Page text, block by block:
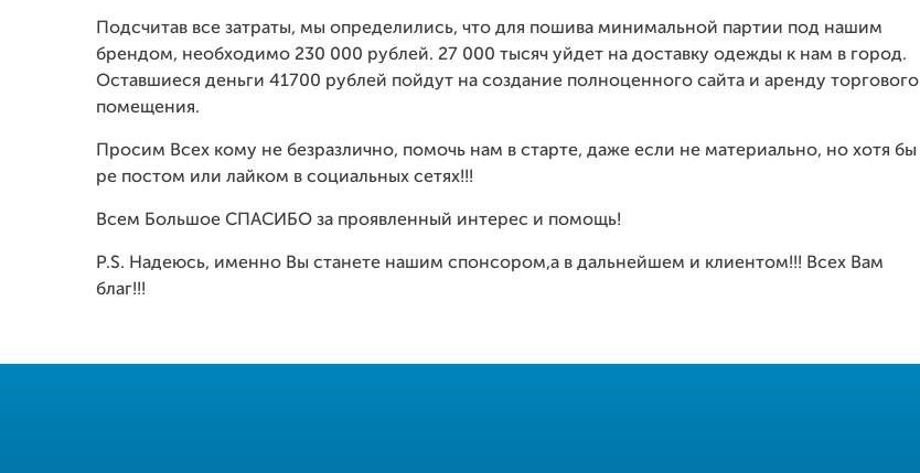
Подсчитав все затраты, мы определились, что для пошива минимальной партии под нашим
брендом, необходимо 230 000 рублей. 27 000 тысяч уйдет на доставку одежды к нам в город.
Оставшиеся деньги 41700 рублей пойдут на создание полноценного сайта и аренду торгового
помещения.
Просим Всех кому не безразлично, помочь нам в старте, даже если не материально, но хотя бы
ре постом или лайком в социальных сетях!!!
Всем Большое СПАСИБО за проявленный интерес и помощь!
P.S. Надеюсь, именно Вы станете нашим спонсором,а в дальнейшем и клиентом!!! Всех Вам
благ!!!